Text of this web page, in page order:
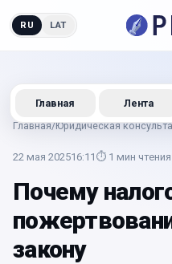
RU LAT
Главная/Юридическая
22 мая 202516:11 ⏱ 1 мин чтения
Почему
закону
Главная Лента